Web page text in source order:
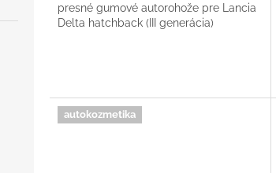
presné gumové autorohože pre Lancia
Delta hatchback (III generácia)
autokozmetika